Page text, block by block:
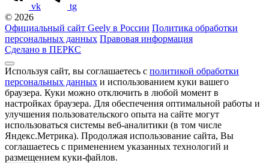
vk
tg
© 2026
Официальный сайт Geely в России Политика обработки
персональных данных Правовая информация
Сделано в ПЕРКС
Используя сайт, вы соглашаетесь с политикой обработки
персональных данных и использованием куки вашего
браузера. Куки можно отключить в любой момент в
настройках браузера. Для обеспечения оптимальной работы и
улучшения пользовательского опыта на сайте могут
использоваться системы веб-аналитики (в том числе
Яндекс.Метрика). Продолжая использование сайта, Вы
соглашаетесь с применением указанных технологий и
размещением куки-файлов.